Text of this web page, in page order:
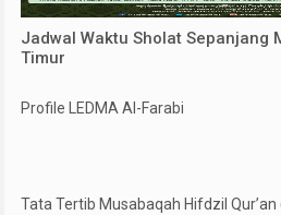
Jadwal Waktu Sholat Sepanjang
Timur
Profile LEDMA Al-Farabi
Tata Tertib Musabaqah Hifdzil Qur’an